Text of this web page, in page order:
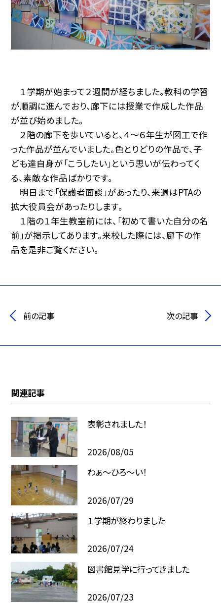
１学期が始まって２週間が経ちました。教科の学習
が順調に進んでおり、廊下には授業で作成した作品
が並び始めました。
２階の廊下を歩いていると、４～６年生が図工で作
った作品が並んでいました。色とりどりの作品で、子
ども達自身が「こうしたい」という思いが伝わってく
る、素敵な作品ばかりです。
明日まで「保護者面談」があったり、来週はPTAの
拡大役員会があったりします。
１階の１年生教室前には、「初めて書いた自分の名
前」が掲示してあります。来校した際には、廊下の作
品を是非ご覧ください。
前の記事 次の記事
関連記事
表彰されました！
2026/08/05
わぁ～ひろ～い！
2026/07/29
１学期が終わりました
2026/07/24
図書館見学に行ってきました
2026/07/23